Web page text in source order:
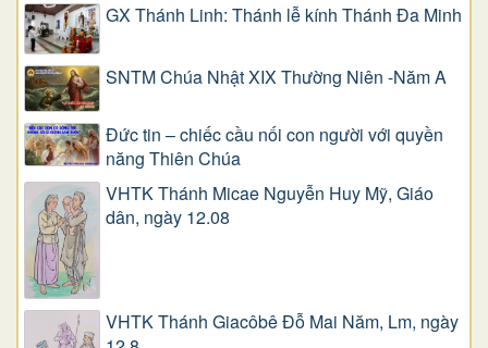
GX Thánh Linh: Thánh lễ kính Thánh Đa Minh
SNTM Chúa Nhật XIX Thường Niên -Năm A
Đức tin – chiếc cầu nối con người với quyền
năng Thiên Chúa
VHTK Thánh Micae Nguyễn Huy Mỹ, Giáo
dân, ngày 12.08
VHTK Thánh Giacôbê Ðỗ Mai Năm, Lm, ngày